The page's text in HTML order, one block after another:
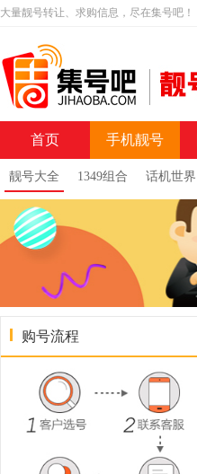
大量靓号转让、求购信息，尽在集号吧！
首页 手机靓号
靓号大全 1349组合 话机世界
购号流程